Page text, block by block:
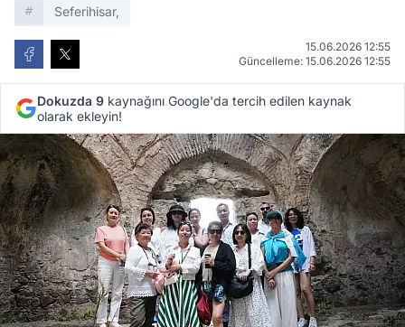
Seferihisar,
15.06.2026 12:55
Güncelleme: 15.06.2026 12:55
Dokuzda 9 kaynağını Google'da tercih edilen kaynak
olarak ekleyin!